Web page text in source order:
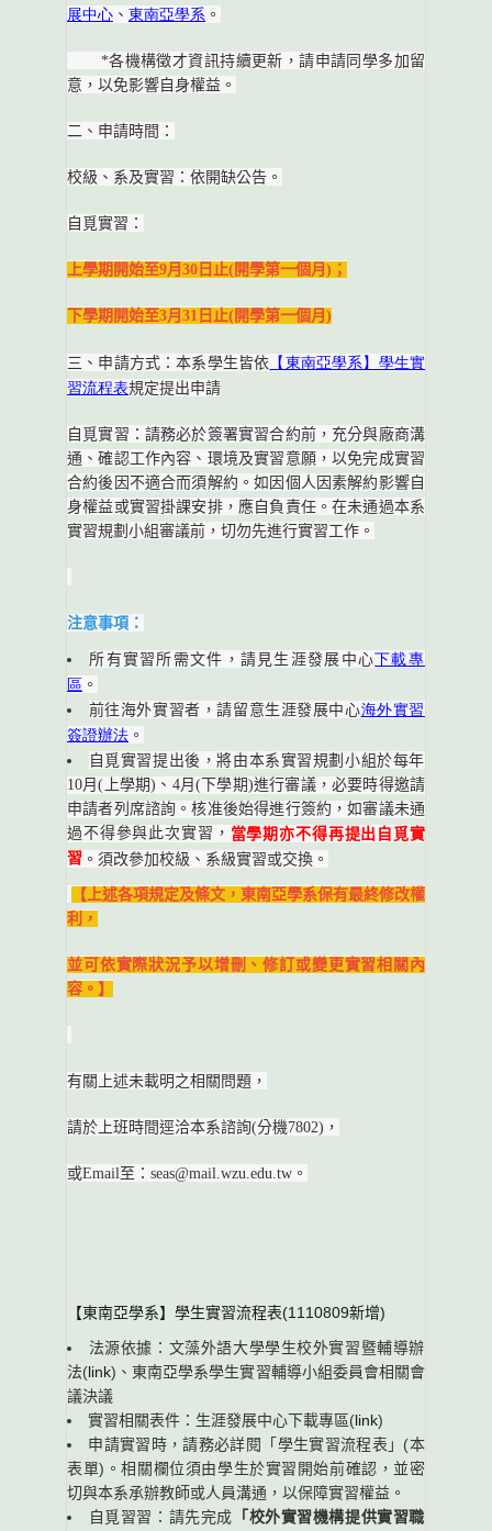
展中心 、 東南亞學系 。
*各機構徵才資訊持續更新，請申請同學多加留
意，以免影響自身權益。
二、申請時間：
校級、系及實習：依開缺公告。
自覓實習：
上學期開始至9月30日止(開學第一個月)；
下學期開始至3月31日止(開學第一個月)
三、申請方式：本系學生皆依 【東南亞學系】學生實
習流程表規定提出申請
自覓實習：請務必於簽署實習合約前，充分與廠商溝
通、確認工作內容、環境及實習意願，以免完成實習
合約後因不適合而須解約。如因個人因素解約影響自
身權益或實習掛課安排，應自負責任。在未通過本系
實習規劃小組審議前，切勿先進行實習工作。
注意事項：
所有實習所需文件，請見生涯發展中心下載專
區 。
前往海外實習者，請留意生涯發展中心海外實習
簽證辦法 。
自覓實習提出後，將由本系實習規劃小組於每年
10月(上學期)、4月(下學期)進行審議，必要時得邀請
申請者列席諮詢。核准後始得進行簽約，如審議未通
過不得參與此次實習， 當學期亦不得再提出自覓實
習 。須改參加校級、系級實習或交換。
【上述各項規定及條文，東南亞學系保有最終修改權
利，
並可依實際狀況予以增刪、修訂或變更實習相關內
容。】
有關上述未載明之相關問題，
請於上班時間逕洽本系諮詢(分機7802)，
或Email至：seas@mail.wzu.edu.tw。
【東南亞學系】學生實習流程表(1110809新增)
法源依據：文藻外語大學學生校外實習暨輔導辦
法(link)、東南亞學系學生實習輔導小組委員會相關會
議決議
實習相關表件：生涯發展中心下載專區(link)
申請實習時，請務必詳閱「學生實習流程表」(本
表單)。相關欄位須由學生於實習開始前確認，並密
切與本系承辦教師或人員溝通，以保障實習權益。
自覓習習：請先完成 「校外實習機構提供實習職